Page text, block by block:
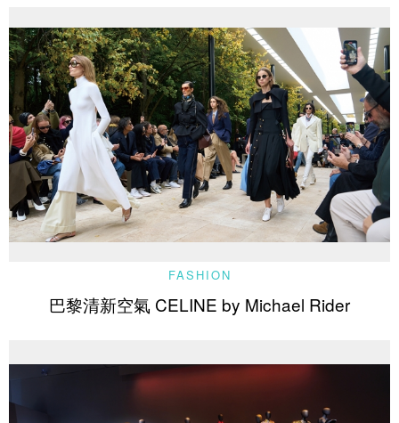
FASHION
巴黎清新空氣 CELINE by Michael Rider